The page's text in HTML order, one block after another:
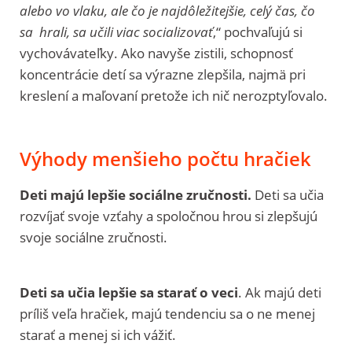
alebo vo vlaku, ale čo je najdôležitejšie, celý čas, čo
sa hrali, sa učili viac socializovať,“ pochvaľujú si
vychovávateľky. Ako navyše zistili, schopnosť
koncentrácie detí sa výrazne zlepšila, najmä pri
kreslení a maľovaní pretože ich nič nerozptyľovalo.
Výhody menšieho počtu hračiek
Deti majú lepšie sociálne zručnosti. Deti sa učia
rozvíjať svoje vzťahy a spoločnou hrou si zlepšujú
svoje sociálne zručnosti.
Deti sa učia lepšie sa starať o veci. Ak majú deti
príliš veľa hračiek, majú tendenciu sa o ne menej
starať a menej si ich vážiť.